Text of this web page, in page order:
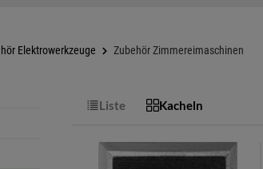
Elektrowerkzeuge Zubehör Zimmereimaschinen
Liste Kacheln